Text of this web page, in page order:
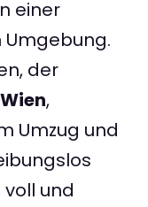
einer
der
,
Umzug und
und